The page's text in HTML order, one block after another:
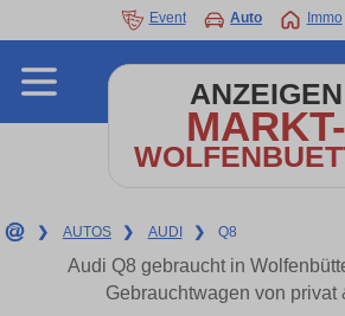
Event Auto Immo
ANZEIGEN
MARKT-
❯ AUTOS ❯ AUDI ❯ Q8
Audi Q8 gebraucht in
Gebrauchtwagen von privat